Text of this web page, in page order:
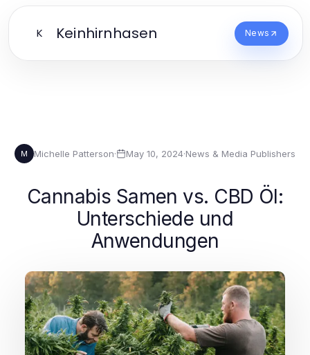
K Keinhirnhasen News
M Michelle Patterson· May 10, 2024·News & Media Publishers
Cannabis Samen vs. CBD Öl:
Unterschiede und
Anwendungen